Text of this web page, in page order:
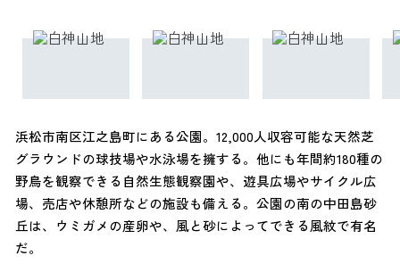
浜松市南区江之島町にある公園。12,000人収容可能な天然芝
グラウンドの球技場や水泳場を擁する。他にも年間約180種の
野鳥を観察できる自然生態観察園や、遊具広場やサイクル広
場、売店や休憩所などの施設も備える。公園の南の中田島砂
丘は、ウミガメの産卵や、風と砂によってできる風紋で有名
だ。